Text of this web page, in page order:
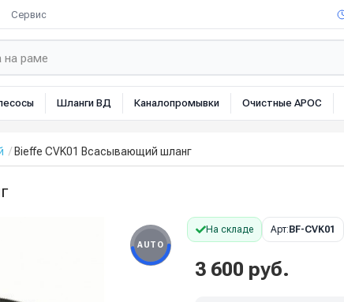
Сервис
Шланги ВД Каналопромывки Очистные АРОС
Bieffe CVK01 Всасывающий шланг
AUTO
На складе Арт: BF-CVK01
3 600 руб.